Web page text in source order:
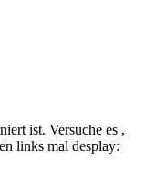
ist. Versuche es ,
links mal desplay: